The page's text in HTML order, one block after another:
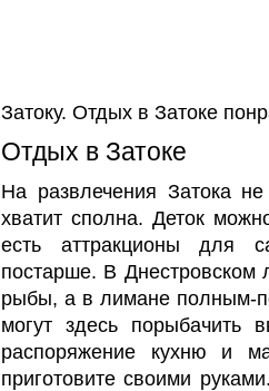
Затоку. Отдых в Затоке
Отдых в Затоке
На развлечения Затока
хватит сполна. Деток
есть аттракционы для
постарше. В
рыбы, а в лимане полным-
могут здесь
распоряжение кухню и
приготовите своими